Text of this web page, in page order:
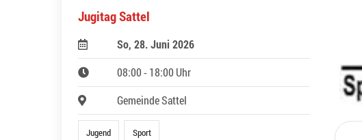
Jugitag Sattel
So, 28. Juni 2026
08:00 - 18:00 Uhr
Gemeinde Sattel
Jugend Sport